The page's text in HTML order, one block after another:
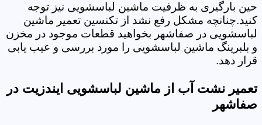
حین بارگیری به ظرفیت ماشین لباسشویی نیز توجه
کنید.چنانچه مشکل رفع نشد از تکنسین تعمیر ماشین
لباسشویی در صفاشهر بخواهید قطعات موجود در مخزن
و بلبرینگ ماشین لباسشویی را مورد بررسی و عیب یابی
قرار دهد.
تعمیر نشت آب از ماشین لباسشویی ایندزیت در
صفاشهر